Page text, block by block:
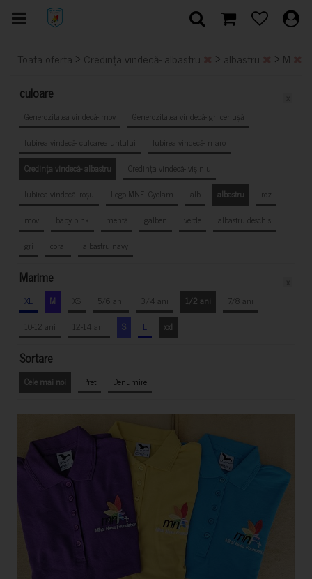
Toata oferta > Credința vindecă- albastru > albastru > M
culoare
Generozitatea vindecă- mov
Generozitatea vindecă- gri cenușă
Iubirea vindecă- culoarea untului
Iubirea vindecă- maro
Credința vindecă- albastru
Credința vindecă- vișiniu
Iubirea vindecă- roșu
Logo MNF- Cyclam alb albastru
roz
mov
baby pink mentă galben verde
albastru deschis
gri
coral albastru navy
Marime
XL M XS 5/6 ani 3/4 ani 1/2 ani
7/8 ani
10-12 ani
12-14 ani S L xxl
Sortare
Cele mai noi Pret Denumire